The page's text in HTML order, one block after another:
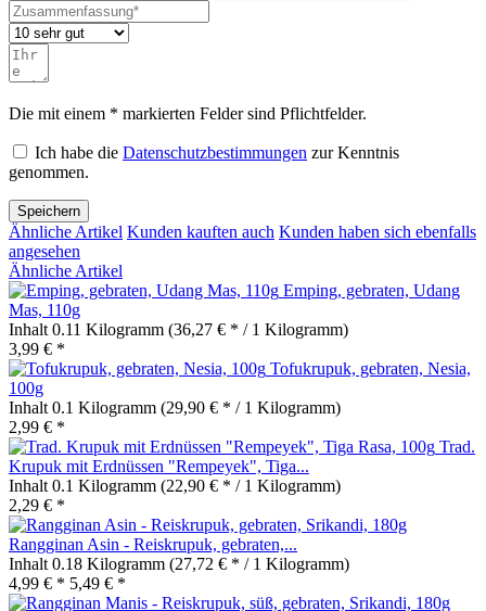
Die mit einem * markierten Felder sind Pflichtfelder.
Ich habe die Datenschutzbestimmungen zur Kenntnis
genommen.
Speichern
Ähnliche Artikel Kunden kauften auch Kunden haben sich ebenfalls
angesehen
Ähnliche Artikel
Emping, gebraten, Udang
Mas, 110g
Inhalt 0.11 Kilogramm (36,27 € * / 1 Kilogramm)
3,99 € *
Tofukrupuk, gebraten, Nesia,
100g
Inhalt 0.1 Kilogramm (29,90 € * / 1 Kilogramm)
2,99 € *
Trad.
Krupuk mit Erdnüssen "Rempeyek", Tiga...
Inhalt 0.1 Kilogramm (22,90 € * / 1 Kilogramm)
2,29 € *
Rangginan Asin - Reiskrupuk, gebraten,...
Inhalt 0.18 Kilogramm (27,72 € * / 1 Kilogramm)
4,99 € * 5,49 € *